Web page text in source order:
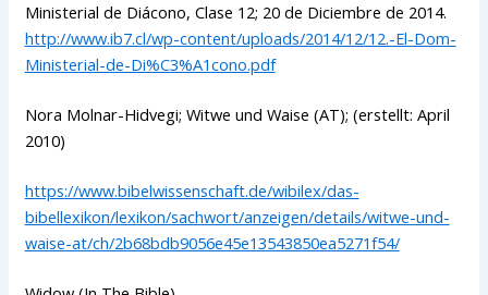
Ministerial de Diácono, Clase 12; 20 de Diciembre de 2014.
http://www.ib7.cl/wp-content/uploads/2014/12/12.-El-Dom-
Ministerial-de-Di%C3%A1cono.pdf
Nora Molnar-Hidvegi; Witwe und Waise (AT); (erstellt: April
2010)
https://www.bibelwissenschaft.de/wibilex/das-
bibellexikon/lexikon/sachwort/anzeigen/details/witwe-und-
waise-at/ch/2b68bdb9056e45e13543850ea5271f54/